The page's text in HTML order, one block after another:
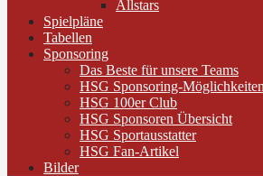
Allstars
Spielpläne
Tabellen
Sponsoring
Das Beste für unsere Teams
HSG Sponsoring-Möglichkeiten
HSG 100er Club
HSG Sponsoren Übersicht
HSG Sportausstatter
HSG Fan-Artikel
Bilder